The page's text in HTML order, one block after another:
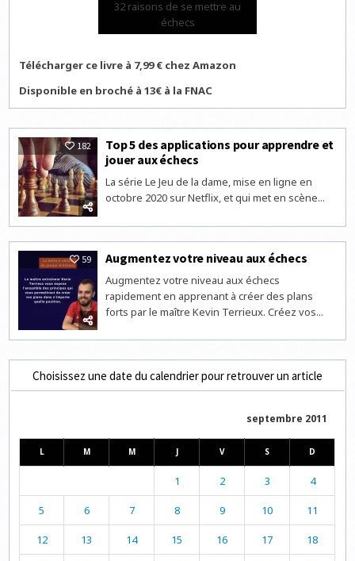
32 raisons de se mettre au
échecs
Télécharger ce livre à 7,99 € chez Amazon
Disponible en broché à 13€ à la FNAC
182
Top 5 des applications pour apprendre et
jouer aux échecs
La série Le Jeu de la dame, mise en ligne en
octobre 2020 sur Netflix, et qui met en scène...
59 Augmentez votre niveau aux échecs
Augmentez votre niveau aux échecs
rapidement en apprenant à créer des plans
forts par le maître Kevin Terrieux. Créez vos...
Choisissez une date du calendrier pour retrouver un article
septembre 2011
L M M J V S D
1 2 3 4
5 6 7 8 9 10 11
12 13 14 15 16 17 18